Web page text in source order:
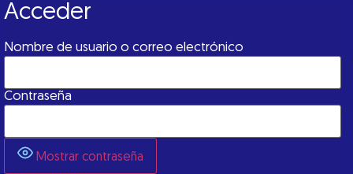
Acceder
Nombre de usuario o correo electrónico
Contraseña
Mostrar contraseña